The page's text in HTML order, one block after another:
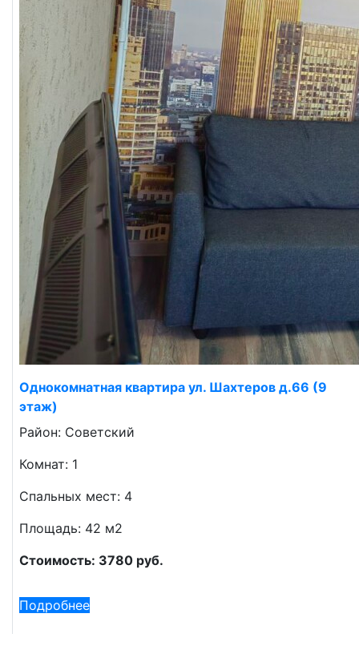
Однокомнатная квартира ул. Шахтеров д.66 (9
этаж)
Район: Советский
Комнат: 1
Спальных мест: 4
Площадь: 42 м2
Стоимость: 3780 руб.
Подробнее